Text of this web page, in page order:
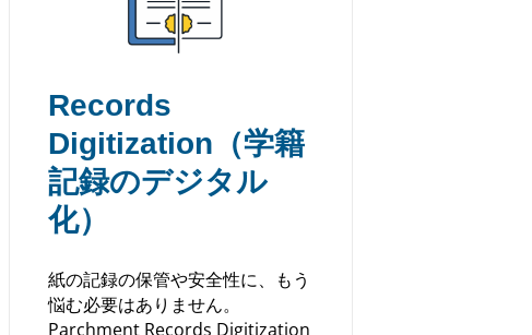
Records
Digitization（学籍
記録のデジタル
化）
紙の記録の保管や安全性に、もう
悩む必要はありません。
Parchment Records Digitization